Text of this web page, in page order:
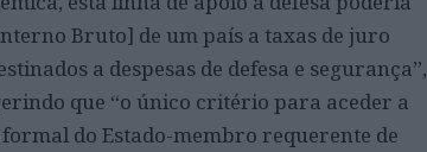
Bruto] de um país a taxas de juro
a despesas de defesa e segurança”,
que “o único critério para aceder a
do Estado-membro requerente de